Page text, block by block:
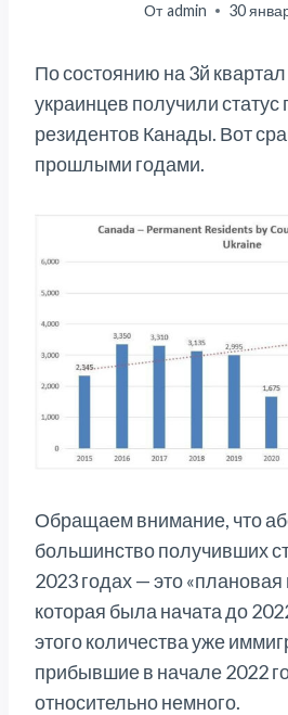
От admin 30
По состоянию на 3й
украинцев получили
резидентов Канады. Вот
прошлыми годами.
Обращаем внимание, что
большинство получивших
2023 годах — это
которая была начата до
этого количества уже
прибывшие в начале 2022
относительно немного.